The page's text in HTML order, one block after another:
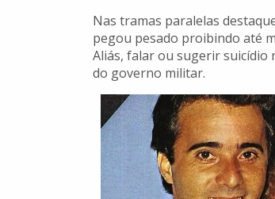
Nas tramas paralelas
pegou pesado proibindo até
Aliás, falar ou sugerir suicídio
do governo militar.